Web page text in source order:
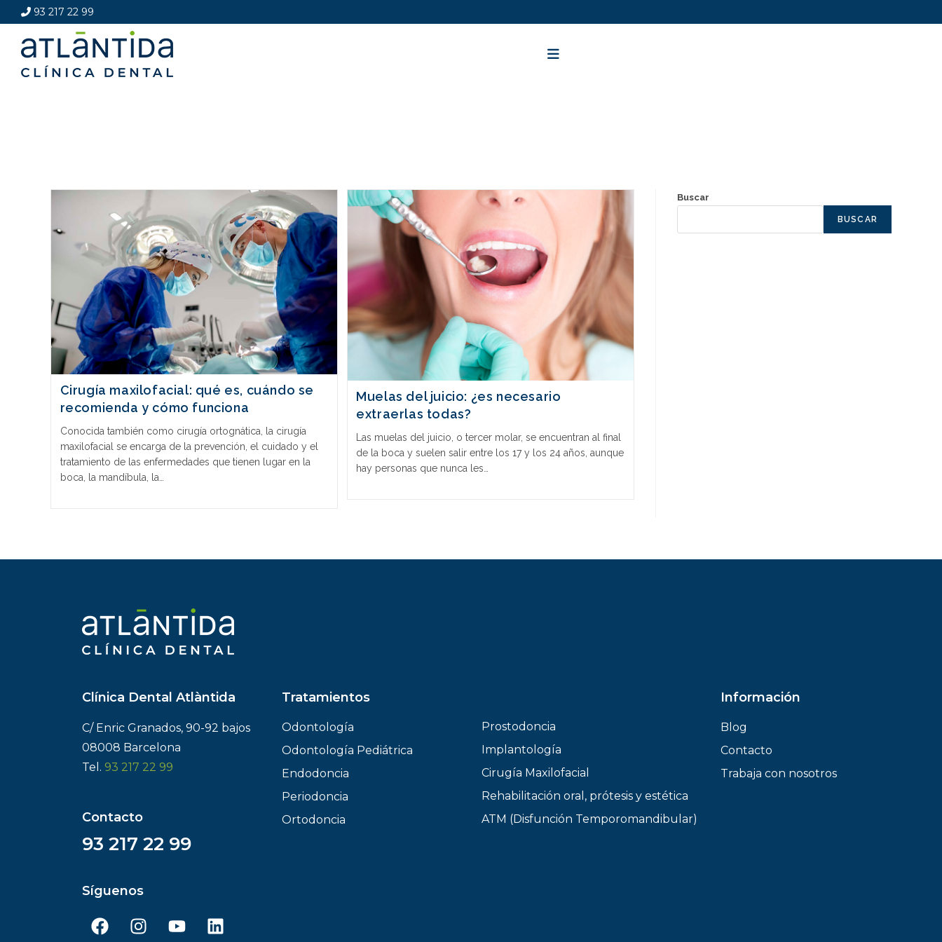
93 217 22 99
Cirugía maxilofacial: qué es, cuándo se
recomienda y cómo funciona
Conocida también como cirugía ortognática, la cirugía
maxilofacial se encarga de la prevención, el cuidado y el
tratamiento de las enfermedades que tienen lugar en la
boca, la mandíbula, la…
Muelas del juicio: ¿es necesario
extraerlas todas?
Las muelas del juicio, o tercer molar, se encuentran al final
de la boca y suelen salir entre los 17 y los 24 años, aunque
hay personas que nunca les…
Buscar
BUSCAR
Clínica Dental Atlàntida
C/ Enric Granados, 90-92 bajos
08008 Barcelona
Tel. 93 217 22 99
Contacto
93 217 22 99
Síguenos
Tratamientos
Odontología
Odontología Pediátrica
Endodoncia
Periodoncia
Ortodoncia
Prostodoncia
Implantología
Cirugía Maxilofacial
Rehabilitación oral, prótesis y estética
ATM (Disfunción Temporomandibular)
Información
Blog
Contacto
Trabaja con nosotros